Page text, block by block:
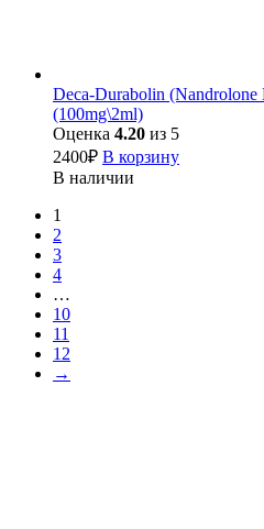
Deca-Durabolin (Nandrolone
(100mg\2ml)
Оценка 4.20 из 5
2400₽ В корзину
В наличии
1
2
3
4
…
10
11
12
→